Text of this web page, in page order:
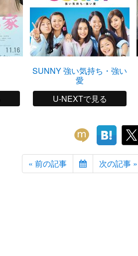
SUNNY 強い気持ち・強い
愛
U-NEXTで見る
« 前の記事 次の記事 »